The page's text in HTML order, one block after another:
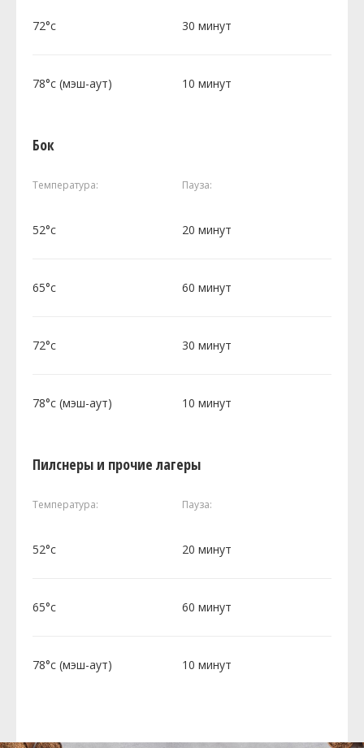
72°c 30 минут
78°c (мэш-аут) 10 минут
Бок
Температура: Пауза:
52°c 20 минут
65°c 60 минут
72°c 30 минут
78°c (мэш-аут) 10 минут
Пилснеры и прочие лагеры
Температура: Пауза:
52°c 20 минут
65°c 60 минут
78°c (мэш-аут) 10 минут